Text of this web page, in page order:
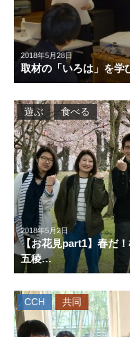
2018年5月28日
取材の「いろは」を学
2018年5月2日
【お花見part1】春だ
五稜…
遊ぶ 食べる
CCH 共同